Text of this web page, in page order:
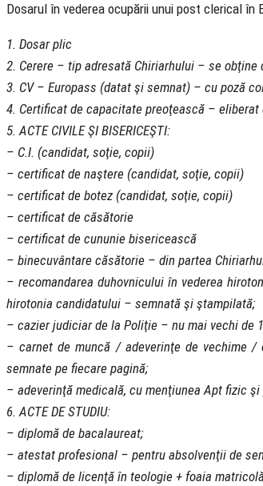
Dosarul în vederea ocupării unui post clerical
1. Dosar plic
2. Cerere – tip adresată Chiriarhului – se obţine
3. CV – Europass (datat şi semnat) – cu poză
4. Certificat de capacitate preoţească – eliberat
5. ACTE CIVILE ŞI BISERICEŞTI:
– C.I. (candidat, soţie, copii)
– certificat de naştere (candidat, soţie, copii)
– certificat de botez (candidat, soţie, copii)
– certificat de căsătorie
– certificat de cununie bisericească
– binecuvântare căsătorie – din partea
– recomandarea duhovnicului în vederea
hirotonia candidatului – semnată şi ştampilată;
– cazier judiciar de la Poliţie – nu mai vechi de
– carnet de muncă / adeverinţe de vechime
semnate pe fiecare pagină;
– adeverinţă medicală, cu menţiunea Apt fizic
6. ACTE DE STUDIU:
– diplomă de bacalaureat;
– atestat profesional – pentru absolvenţii de
– diplomă de licenţă în teologie + foaia